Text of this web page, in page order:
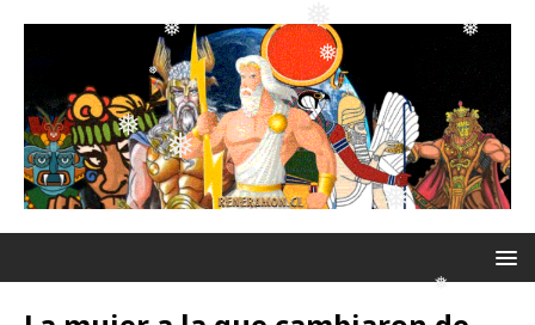
❅
❅
❅
❅
❅
❅
❅
❅ ❅
❅
❅
❅❅
❅
❅
❅